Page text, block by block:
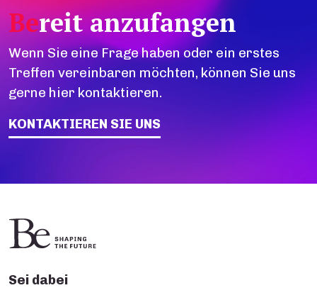
Bereit anzufangen
Wenn Sie eine Frage haben oder ein erstes
Treffen vereinbaren möchten, können Sie uns
gerne hier kontaktieren.
KONTAKTIEREN SIE UNS
Sei dabei